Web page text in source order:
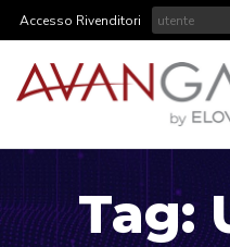
Accesso Rivenditori
Tag: